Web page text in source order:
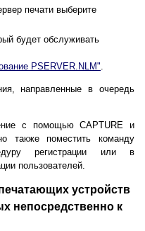
печати выберите
будет обслуживать
PSERVER.NLM".
направленные в очередь
с помощью CAPTURE и
также поместить команду
регистрации или в
пользователей.
устройств
непосредственно к